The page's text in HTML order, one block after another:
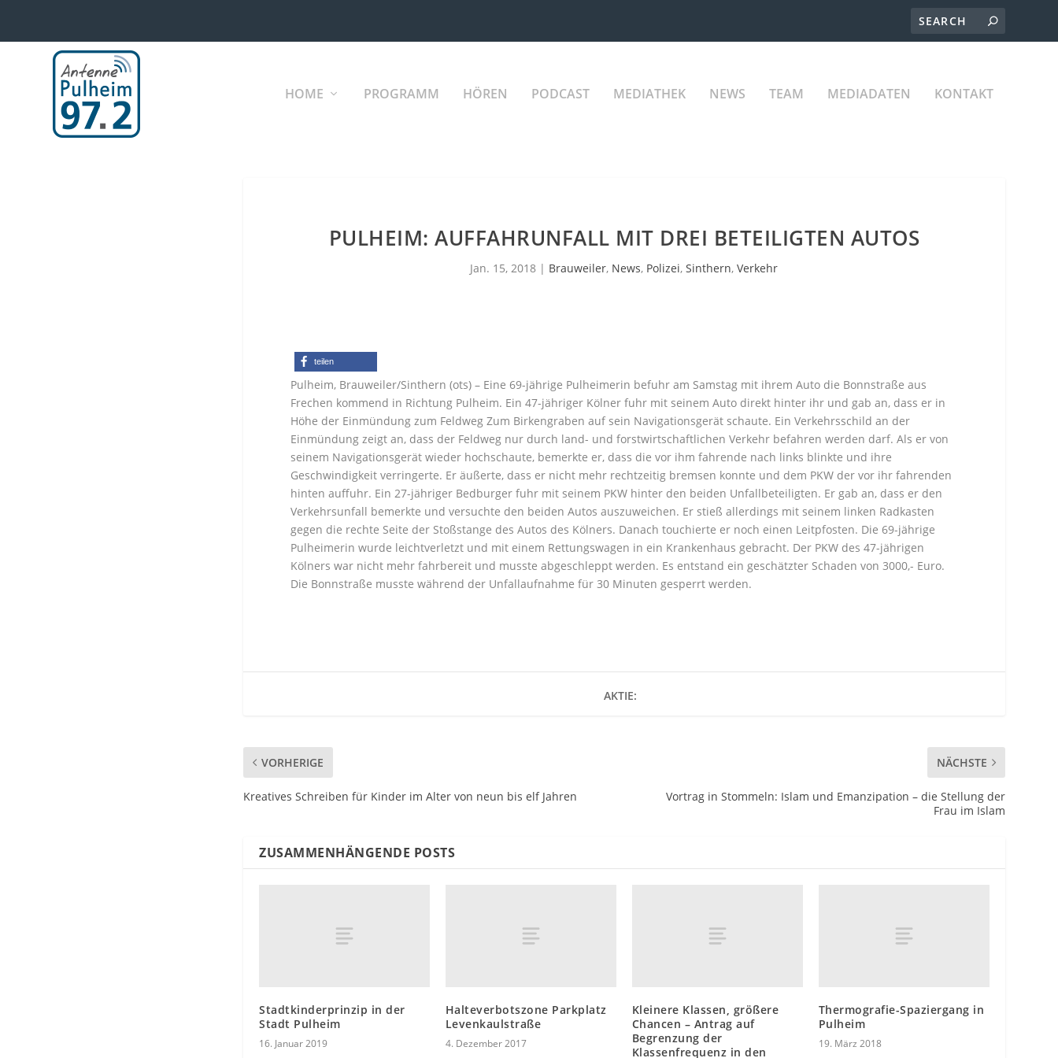
HOME PROGRAMM HÖREN PODCAST MEDIATHEK NEWS TEAM MEDIADATEN KONTAKT
PULHEIM: AUFFAHRUNFALL MIT DREI BETEILIGTEN AUTOS
Jan. 15, 2018 | Brauweiler, News, Polizei,Sinthern,Verkehr
teilen
Pulheim, Brauweiler/Sinthern (ots) – Eine 69-jährige Pulheimerin befuhr am Samstag mit ihrem Auto die Bonnstraße aus
Frechen kommend in Richtung Pulheim. Ein 47-jähriger Kölner fuhr mit seinem Auto direkt hinter ihr und gab an, dass er in
Höhe der Einmündung zum Feldweg Zum Birkengraben auf sein Navigationsgerät schaute. Ein Verkehrsschild an der
Einmündung zeigt an, dass der Feldweg nur durch land- und forstwirtschaftlichen Verkehr befahren werden darf. Als er von
seinem Navigationsgerät wieder hochschaute, bemerkte er, dass die vor ihm fahrende nach links blinkte und ihre
Geschwindigkeit verringerte. Er äußerte, dass er nicht mehr rechtzeitig bremsen konnte und dem PKW der vor ihr fahrenden
hinten auffuhr. Ein 27-jähriger Bedburger fuhr mit seinem PKW hinter den beiden Unfallbeteiligten. Er gab an, dass er den
Verkehrsunfall bemerkte und versuchte den beiden Autos auszuweichen. Er stieß allerdings mit seinem linken Radkasten
gegen die rechte Seite der Stoßstange des Autos des Kölners. Danach touchierte er noch einen Leitpfosten. Die 69-jährige
Pulheimerin wurde leichtverletzt und mit einem Rettungswagen in ein Krankenhaus gebracht. Der PKW des 47-jährigen
Kölners war nicht mehr fahrbereit und musste abgeschleppt werden. Es entstand ein geschätzter Schaden von 3000,- Euro.
Die Bonnstraße musste während der Unfallaufnahme für 30 Minuten gesperrt werden.
AKTIE:
VORHERIGE
Kreatives Schreiben für Kinder im Alter von neun bis elf Jahren
NÄCHSTE
Vortrag in Stommeln: Islam und Emanzipation – die Stellung der
Frau im Islam
ZUSAMMENHÄNGENDE POSTS
Stadtkinderprinzip in der
Stadt Pulheim
16. Januar 2019
Halteverbotszone Parkplatz
Levenkaulstraße
4. Dezember 2017
Kleinere Klassen, größere
Chancen – Antrag auf
Begrenzung der
Klassenfrequenz in den
Thermografie-Spaziergang in
Pulheim
19. März 2018